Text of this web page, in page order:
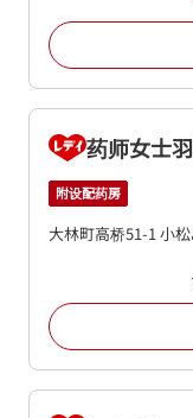
药师女士
附设配药房
大林町高桥51-1 小